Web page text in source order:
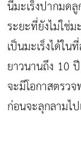
นี้มะเร็งปากมด
ระยะที่ยังไม่ใช่
เป็นมะเร็งได้ใ
ยาวนานถึง 10
จะมีโอกาสตรว
ก่อนจะลุกลามไ